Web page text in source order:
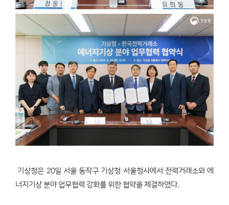
기상청은 20일 서울 동작구 기상청 서울청사에서 전력거래소와 에
너지기상 분야 업무협력 강화를 위한 협약을 체결하였다.